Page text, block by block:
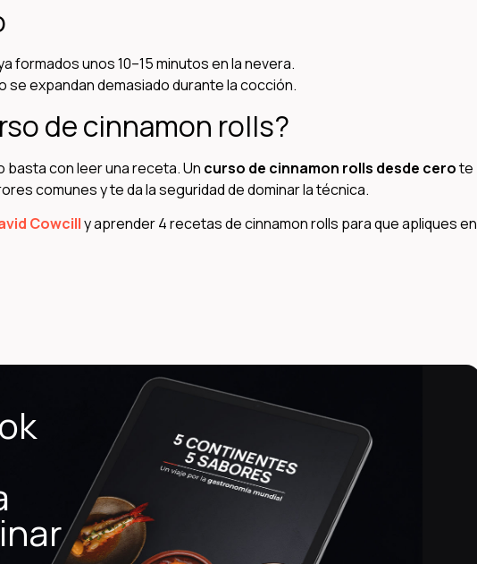
formados unos 10–15 minutos en la nevera.
se expandan demasiado durante la cocción.
de cinnamon rolls?
basta con leer una receta. Un curso de cinnamon rolls desde cerote
comunes y te da la seguridad de dominar la técnica.
Cowcilly aprender 4 recetas de cinnamon rolls para que apliques en